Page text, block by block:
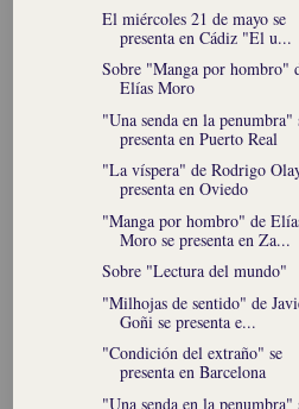
El miércoles 21 de mayo se
presenta en Cádiz "El u...
Sobre "Manga por hombro"
Elías Moro
"Una senda en la penumbra"
presenta en Puerto Real
"La víspera" de Rodrigo
presenta en Oviedo
"Manga por hombro" de
Moro se presenta en Za...
Sobre "Lectura del mundo"
"Milhojas de sentido" de
Goñi se presenta e...
"Condición del extraño" se
presenta en Barcelona
"Una senda en la penumbra"